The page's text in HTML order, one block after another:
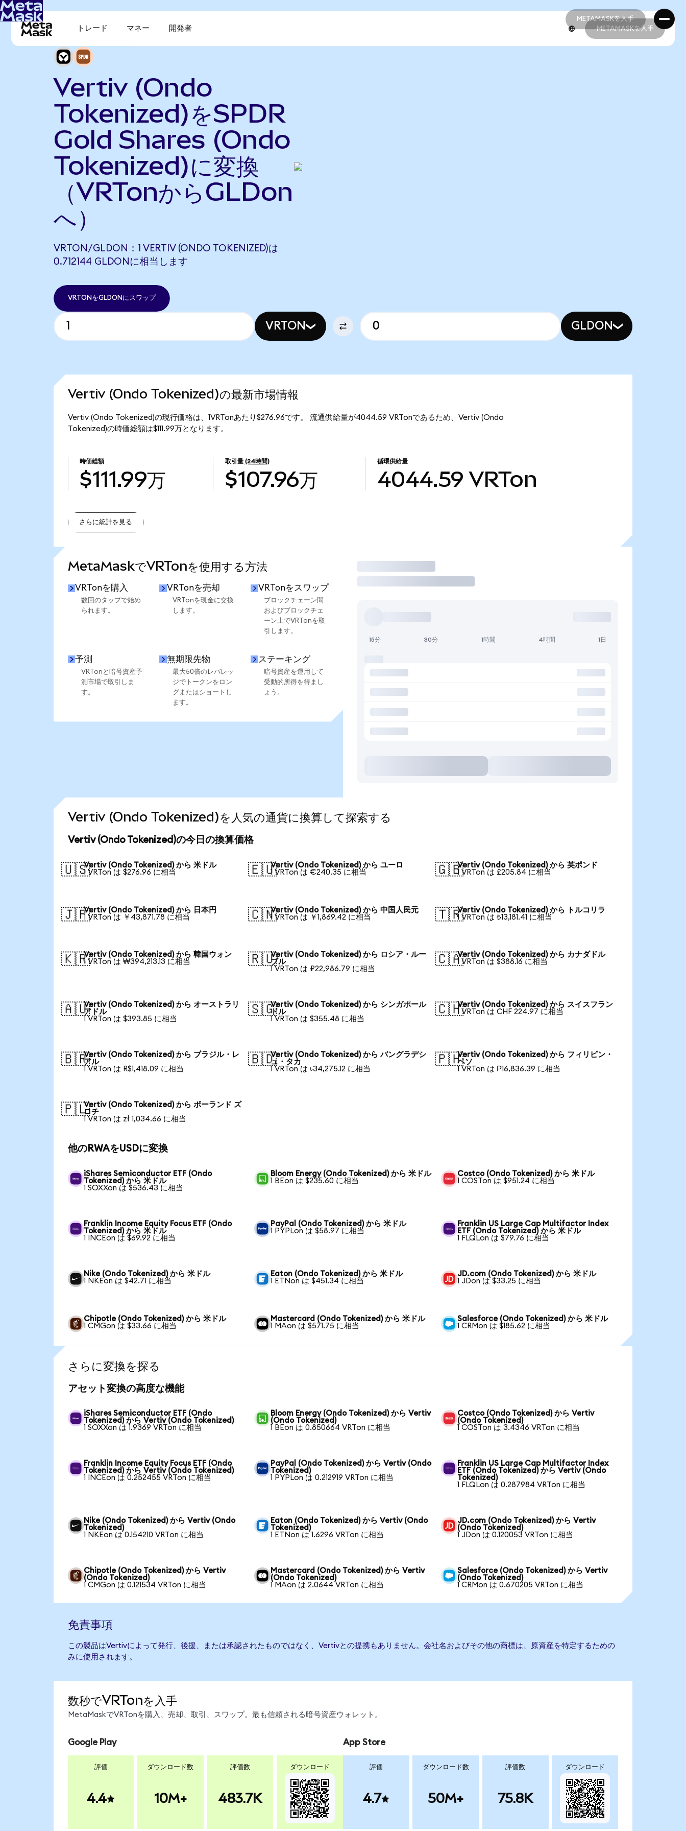
METAMASKを入手
METAMASKを入手
トレード マネー 開発者 METAMASKを入手
Vertiv (Ondo
Tokenized)をSPDR
Gold Shares (Ondo
Tokenized)に変換
（VRTonからGLDon
へ）
VRTON/GLDON：1 VERTIV (ONDO TOKENIZED)は
0.712144 GLDONに相当します
VRTONをGLDONにスワップ
VRTON GLDON
Vertiv (Ondo Tokenized)の最新市場情報
Vertiv (Ondo Tokenized)の現行価格は、1VRTonあたり$276.96です。 流通供給量が4044.59 VRTonであるため、Vertiv (Ondo
Tokenized)の時価総額は$111.99万となります。
時価総額
$111.99万
取引量 (24時間)
$107.96万
循環供給量
4044.59 VRTon
さらに統計を見る
MetaMaskでVRTonを使用する方法
VRTonを購入
数回のタップで始め
られます。
VRTonを売却
VRTonを現金に交換
します。
VRTonをスワップ
ブロックチェーン間
およびブロックチェ
ーン上でVRTonを取
引します。
予測
VRTonと暗号資産予
測市場で取引しま
す。
無期限先物
最大50倍のレバレッ
ジでトークンをロン
グまたはショートし
ます。
ステーキング
暗号資産を運用して
受動的所得を得まし
ょう。
取引
15分 30分 1時間 4時間 1日
Vertiv (Ondo Tokenized)を人気の通貨に換算して探索する
Vertiv (Ondo Tokenized)の今日の換算価格
🇺🇸Vertiv (Ondo Tokenized) から 米ドル
1 VRTon は $276.96 に相当
🇪🇺Vertiv (Ondo Tokenized) から ユーロ
1 VRTon は €240.35 に相当
🇬🇧Vertiv (Ondo Tokenized) から 英ポンド
1 VRTon は £205.84 に相当
🇯🇵Vertiv (Ondo Tokenized) から 日本円
1 VRTon は ￥43,871.78 に相当
🇨🇳Vertiv (Ondo Tokenized) から 中国人民元
1 VRTon は ￥1,869.42 に相当
🇹🇷Vertiv (Ondo Tokenized) から トルコリラ
1 VRTon は ₺13,181.41 に相当
🇰🇷Vertiv (Ondo Tokenized) から 韓国ウォン
1 VRTon は ₩394,213.13 に相当
🇷🇺Vertiv (Ondo Tokenized) から ロシア・ルー
ブル
1 VRTon は ₽22,986.79 に相当
🇨🇦Vertiv (Ondo Tokenized) から カナダドル
1 VRTon は $388.16 に相当
🇦🇺Vertiv (Ondo Tokenized) から オーストラリ
アドル
1 VRTon は $393.85 に相当
🇸🇬Vertiv (Ondo Tokenized) から シンガポール
ドル
1 VRTon は $355.48 に相当
🇨🇭Vertiv (Ondo Tokenized) から スイスフラン
1 VRTon は CHF 224.97 に相当
🇧🇷Vertiv (Ondo Tokenized) から ブラジル・レ
アル
1 VRTon は R$1,418.09 に相当
🇧🇩Vertiv (Ondo Tokenized) から バングラデシ
ュ・タカ
1 VRTon は ৳34,275.12 に相当
🇵🇭Vertiv (Ondo Tokenized) から フィリピン・
ペソ
1 VRTon は ₱16,836.39 に相当
🇵🇱Vertiv (Ondo Tokenized) から ポーランド ズ
ロチ
1 VRTon は zł 1,034.66 に相当
他のRWAをUSDに変換
iShares Semiconductor ETF (Ondo
Tokenized) から 米ドル
1 SOXXon は $536.43 に相当
Bloom Energy (Ondo Tokenized) から 米ドル
1 BEon は $235.60 に相当
Costco (Ondo Tokenized) から 米ドル
1 COSTon は $951.24 に相当
Franklin Income Equity Focus ETF (Ondo
Tokenized) から 米ドル
1 INCEon は $69.92 に相当
PayPal (Ondo Tokenized) から 米ドル
1 PYPLon は $58.97 に相当
Franklin US Large Cap Multifactor Index
ETF (Ondo Tokenized) から 米ドル
1 FLQLon は $79.76 に相当
Nike (Ondo Tokenized) から 米ドル
1 NKEon は $42.71 に相当
Eaton (Ondo Tokenized) から 米ドル
1 ETNon は $451.34 に相当
JD.com (Ondo Tokenized) から 米ドル
1 JDon は $33.25 に相当
Chipotle (Ondo Tokenized) から 米ドル
1 CMGon は $33.66 に相当
Mastercard (Ondo Tokenized) から 米ドル
1 MAon は $571.75 に相当
Salesforce (Ondo Tokenized) から 米ドル
1 CRMon は $185.62 に相当
さらに変換を探る
アセット変換の高度な機能
iShares Semiconductor ETF (Ondo
Tokenized) から Vertiv (Ondo Tokenized)
1 SOXXon は 1.9369 VRTon に相当
Bloom Energy (Ondo Tokenized) から Vertiv
(Ondo Tokenized)
1 BEon は 0.850664 VRTon に相当
Costco (Ondo Tokenized) から Vertiv
(Ondo Tokenized)
1 COSTon は 3.4346 VRTon に相当
Franklin Income Equity Focus ETF (Ondo
Tokenized) から Vertiv (Ondo Tokenized)
1 INCEon は 0.252455 VRTon に相当
PayPal (Ondo Tokenized) から Vertiv (Ondo
Tokenized)
1 PYPLon は 0.212919 VRTon に相当
Franklin US Large Cap Multifactor Index
ETF (Ondo Tokenized) から Vertiv (Ondo
Tokenized)
1 FLQLon は 0.287984 VRTon に相当
Nike (Ondo Tokenized) から Vertiv (Ondo
Tokenized)
1 NKEon は 0.154210 VRTon に相当
Eaton (Ondo Tokenized) から Vertiv (Ondo
Tokenized)
1 ETNon は 1.6296 VRTon に相当
JD.com (Ondo Tokenized) から Vertiv
(Ondo Tokenized)
1 JDon は 0.120053 VRTon に相当
Chipotle (Ondo Tokenized) から Vertiv
(Ondo Tokenized)
1 CMGon は 0.121534 VRTon に相当
Mastercard (Ondo Tokenized) から Vertiv
(Ondo Tokenized)
1 MAon は 2.0644 VRTon に相当
Salesforce (Ondo Tokenized) から Vertiv
(Ondo Tokenized)
1 CRMon は 0.670205 VRTon に相当
免責事項
この製品はVertivによって発行、後援、または承認されたものではなく、Vertivとの提携もありません。会社名およびその他の商標は、原資産を特定するための
みに使用されます。
数秒でVRTonを入手
MetaMaskでVRTonを購入、売却、取引、スワップ。最も信頼される暗号資産ウォレット。
Google Play
評価
4.4
ダウンロード数
10M+
評価数
483.7K
ダウンロード
App Store
評価
4.7
ダウンロード数
50M+
評価数
75.8K
ダウンロード